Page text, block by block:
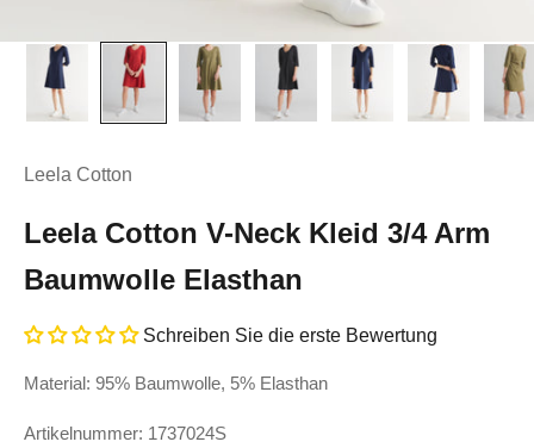
Leela Cotton
Leela Cotton V-Neck Kleid 3/4 Arm
Baumwolle Elasthan
Schreiben Sie die erste Bewertung
Material: 95% Baumwolle, 5% Elasthan
Artikelnummer: 1737024S